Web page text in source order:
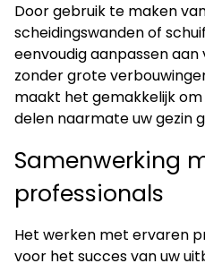
Door gebruik te maken
scheidingswanden of
eenvoudig aanpassen
zonder grote
maakt het gemakkelijk
delen naarmate uw gezin
Samenwerking
professionals
Het werken met ervaren
voor het succes van uw